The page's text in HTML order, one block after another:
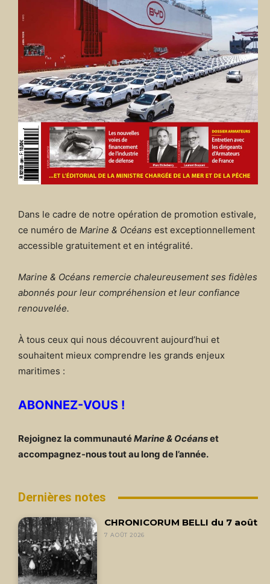
Dans le cadre de notre opération de promotion estivale,
ce numéro de Marine & Océans est exceptionnellement
accessible gratuitement et en intégralité.
Marine & Océans remercie chaleureusement ses fidèles
abonnés pour leur compréhension et leur confiance
renouvelée.
À tous ceux qui nous découvrent aujourd’hui et
souhaitent mieux comprendre les grands enjeux
maritimes :
ABONNEZ-VOUS !
Rejoignez la communautéMarine & Océanset
accompagnez-nous tout au long de l’année.
Dernières notes
CHRONICORUM BELLI du 7 août
7 AOÛT 2026